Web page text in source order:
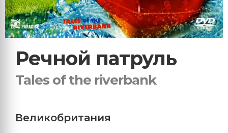
Речной патруль
Tales of the riverbank
Великобритания